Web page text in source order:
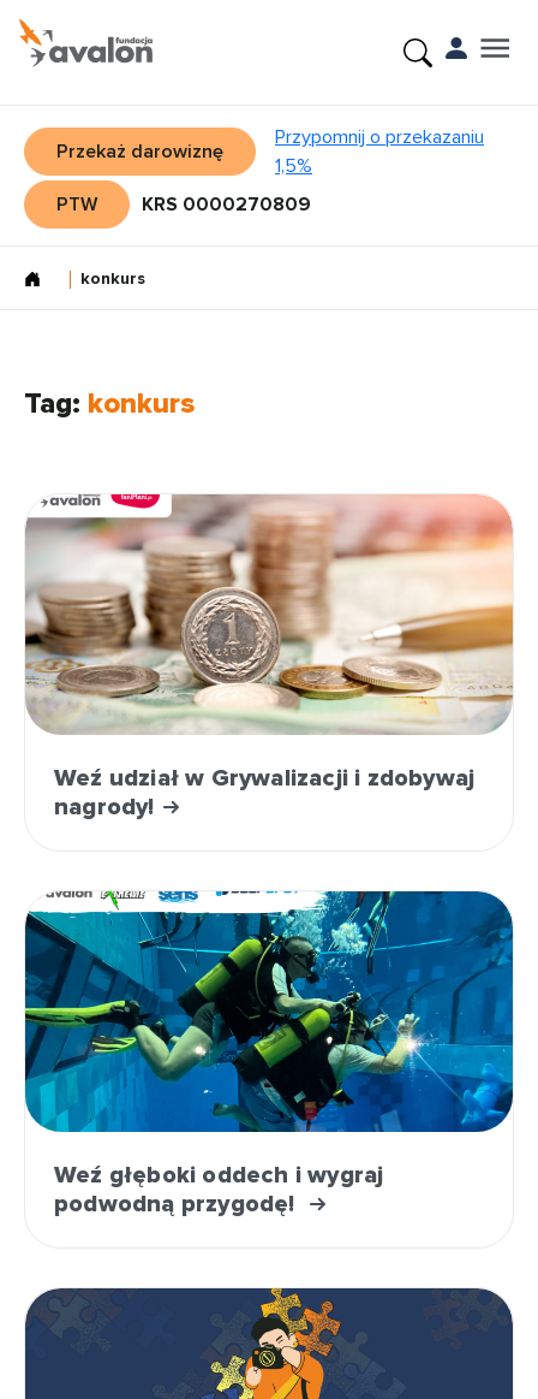
Przekaż darowiznę
Przypomnij o przekazaniu
1,5%
PTW
KRS 0000270809
konkurs
Tag: konkurs
Weź udział w Grywalizacji i zdobywaj
nagrody!
Weź głęboki oddech i wygraj
podwodną przygodę!